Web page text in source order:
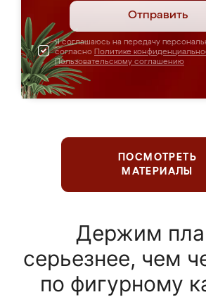
Отправить
Я соглашаюсь на передачу
согласно Политике
Пользовательскому соглашению
ПОСМОТРЕТЬ
МАТЕРИАЛЫ
Держим
серьезнее, чем
по фигурному